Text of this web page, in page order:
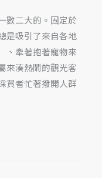
數二大的。固定於
是吸引了來自各地
、牽著抱著寵物來
來湊熱鬧的觀光客
買者忙著撥開人群